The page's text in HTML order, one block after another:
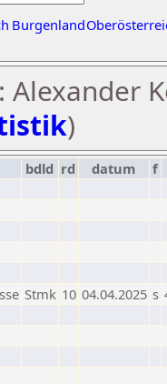
Burgenland
Alexander
)
bdld rd datum
f
Stmk 10 04.04.2025 s